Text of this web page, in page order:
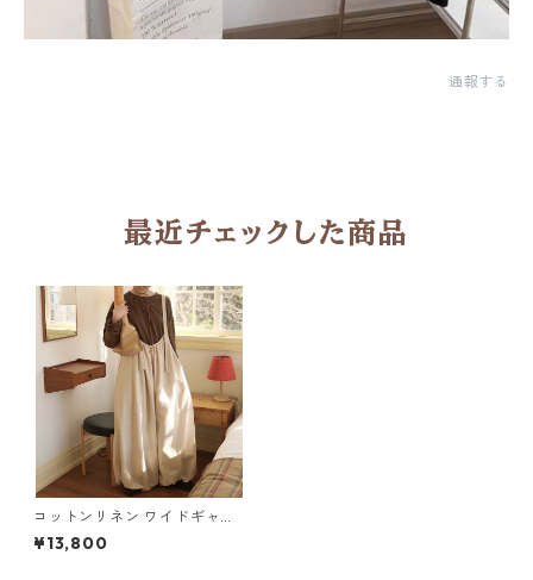
通報する
最近チェックした商品
コットンリネン ワイドギャザ
ーサロペット Y 260064
¥13,800